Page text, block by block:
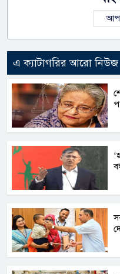
এ ক্যাটাগরির আরো নিউজ